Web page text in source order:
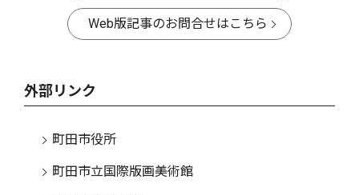
Web版記事のお問合せはこちら
外部リンク
町田市役所
町田市立国際版画美術館